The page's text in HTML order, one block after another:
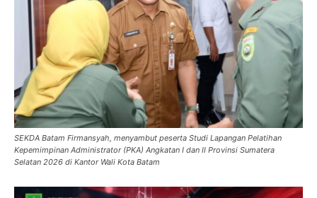
SEKDA Batam Firmansyah, menyambut peserta Studi Lapangan Pelatihan
Kepemimpinan Administrator (PKA) Angkatan I dan II Provinsi Sumatera
Selatan 2026 di Kantor Wali Kota Batam